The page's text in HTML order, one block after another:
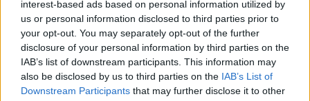
interest-based ads based on personal information utilized by
us or personal information disclosed to third parties prior to
your opt-out. You may separately opt-out of the further
disclosure of your personal information by third parties on the
IAB’s list of downstream participants. This information may
also be disclosed by us to third parties on the IAB’s List of
Downstream Participants that may further disclose it to other
Vajon járt-e Hasfelmetsző Jack
Újpesten?
BP Romantikája•2020. április 23.